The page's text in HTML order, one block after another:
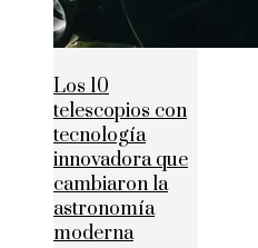
Los 10
telescopios con
tecnología
innovadora que
cambiaron la
astronomía
moderna